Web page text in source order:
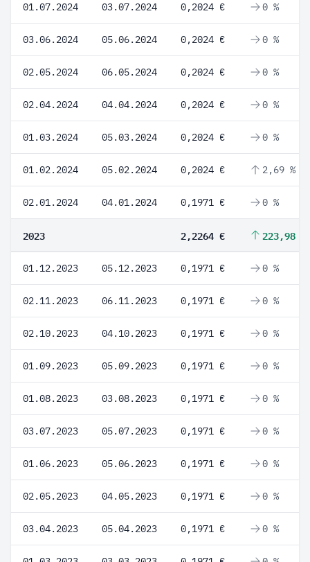
01.07.2024 03.07.2024 0,2024 € 0 %
03.06.2024 05.06.2024 0,2024 € 0 %
02.05.2024 06.05.2024 0,2024 € 0 %
02.04.2024 04.04.2024 0,2024 € 0 %
01.03.2024 05.03.2024 0,2024 € 0 %
01.02.2024 05.02.2024 0,2024 € 2,69 %
02.01.2024 04.01.2024 0,1971 € 0 %
2023 2,2264 € 223,98 %
01.12.2023 05.12.2023 0,1971 € 0 %
02.11.2023 06.11.2023 0,1971 € 0 %
02.10.2023 04.10.2023 0,1971 € 0 %
01.09.2023 05.09.2023 0,1971 € 0 %
01.08.2023 03.08.2023 0,1971 € 0 %
03.07.2023 05.07.2023 0,1971 € 0 %
01.06.2023 05.06.2023 0,1971 € 0 %
02.05.2023 04.05.2023 0,1971 € 0 %
03.04.2023 05.04.2023 0,1971 € 0 %